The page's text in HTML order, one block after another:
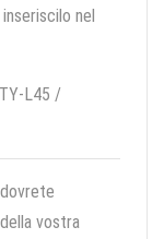
nel
L45 /
vostra